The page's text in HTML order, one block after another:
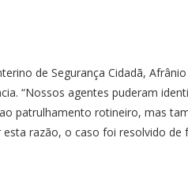
de Segurança Cidadã,
“Nossos agentes puderam
patrulhamento rotineiro, mas
razão, o caso foi resolvido